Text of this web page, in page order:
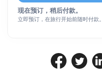
现在预订，稍后付款。
立即预订，在旅行开始前随时付款。